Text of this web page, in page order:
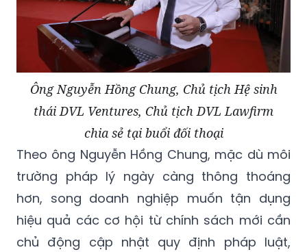
Ông Nguyễn Hồng Chung, Chủ tịch Hệ sinh
thái DVL Ventures, Chủ tịch DVL Lawfirm
chia sẻ tại buổi đối thoại
Theo ông Nguyễn Hồng Chung, mặc dù môi
trường pháp lý ngày càng thông thoáng
hơn, song doanh nghiệp muốn tận dụng
hiệu quả các cơ hội từ chính sách mới cần
chủ động cập nhật quy định pháp luật,